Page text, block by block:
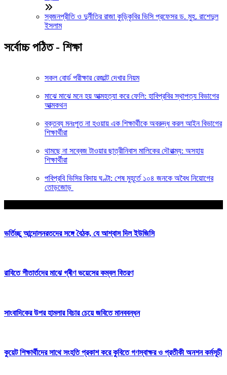
স্বজনপ্রীতি ও দুর্নীতির রাজা কুড়িকৃবির ভিসি প্রফেসর ড. মুহ. রাশেদুল
ইসলাম
সর্বোচ্চ পঠিত - শিক্ষা
সকল বোর্ড পরীক্ষার রেজাল্ট দেখার নিয়ম
মাঝে মাঝে মনে হয় আত্মহত্যা করে ফেলি: হাবিপ্রবির স্থাপত্য বিভাগের
আত্মকথন
বক্তব্য মনঃপুত না হওয়ায় এক শিক্ষার্থীকে অবরুদ্ধ করল আইন বিভাগের
শিক্ষার্থীরা
থামছে না সব্বেজ টাওয়ার ছাত্রীনিবাস মালিকের দৌরাত্ম্য: অসহায়
শিক্ষার্থীরা
পবিপ্রবি ভিসির বিদায় ঘণ্টা: শেষ মুহূর্তে ১০৪ জনকে অবৈধ নিয়োগের
তোড়জোড়
ভর্তিচ্ছু আন্দোলনরতদের সঙ্গে বৈঠক, যে আশ্বাস দিল ইউজিসি
রাবিতে শীতার্তদের মাঝে গ্ৰীণ ভয়েসের কম্বল বিতরণ
সাংবাদিকের উপর হামলার বিচার চেয়ে জবিতে মানববন্ধন
কুয়েট শিক্ষার্থীদের সাথে সংহতি প্রকাশ করে কুবিতে গণস্বাক্ষর ও প্রতীকী অনশন কর্মসূচী